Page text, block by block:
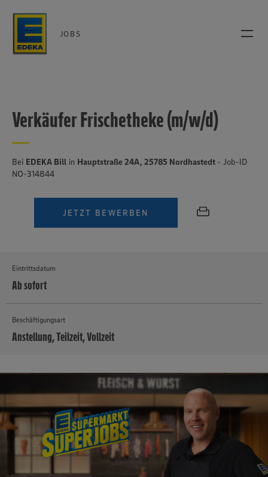
JOBS
Verkäufer Frischetheke (m/w/d)
Bei EDEKA Bill in Hauptstraße 24A, 25785 Nordhastedt - Job-ID
NO-314844
JETZT BEWERBEN
Eintrittsdatum
Ab sofort
Beschäftigungsart
Anstellung, Teilzeit, Vollzeit